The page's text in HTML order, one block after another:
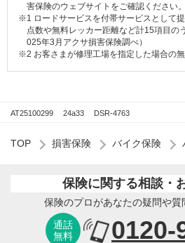
害保険のウェブサイトをご確認ください。
※1 ロードサービスを付帯サービスとして
点数や無料レッカー距離など計15項目の
025年3月アクサ損害保険調べ）
※2 お客さまが修理工場を指定した場合の無
AT25100299 24a33 DSR-4763
TOP 損害保険 バイク保険
保険に関する相談・
保険のプロがあなたの疑問や質
通話
無料
0120-